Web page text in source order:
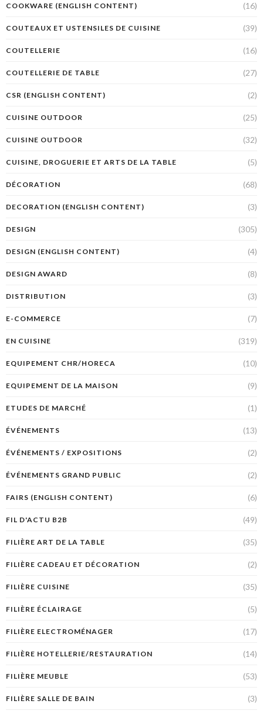
COOKWARE (ENGLISH CONTENT) (16)
COUTEAUX ET USTENSILES DE CUISINE (39)
COUTELLERIE (16)
COUTELLERIE DE TABLE (27)
CSR (ENGLISH CONTENT) (2)
CUISINE OUTDOOR (25)
CUISINE OUTDOOR (32)
CUISINE, DROGUERIE ET ARTS DE LA TABLE (5)
DÉCORATION (68)
DECORATION (ENGLISH CONTENT) (3)
DESIGN (305)
DESIGN (ENGLISH CONTENT) (4)
DESIGN AWARD (8)
DISTRIBUTION (3)
E-COMMERCE (7)
EN CUISINE (319)
EQUIPEMENT CHR/HORECA (10)
EQUIPEMENT DE LA MAISON (9)
ETUDES DE MARCHÉ (1)
ÉVÉNEMENTS (13)
ÉVÉNEMENTS / EXPOSITIONS (2)
ÉVÉNEMENTS GRAND PUBLIC (2)
FAIRS (ENGLISH CONTENT) (6)
FIL D'ACTU B2B (49)
FILIÈRE ART DE LA TABLE (35)
FILIÈRE CADEAU ET DÉCORATION (2)
FILIÈRE CUISINE (35)
FILIÈRE ÉCLAIRAGE (5)
FILIÈRE ELECTROMÉNAGER (17)
FILIÈRE HOTELLERIE/RESTAURATION (14)
FILIÈRE MEUBLE (53)
FILIÈRE SALLE DE BAIN (3)